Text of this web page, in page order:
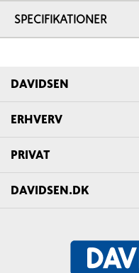
SPECIFIKATIONER
DAVIDSEN
ERHVERV
PRIVAT
DAVIDSEN.DK